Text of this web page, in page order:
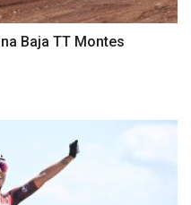
Baja TT Montes